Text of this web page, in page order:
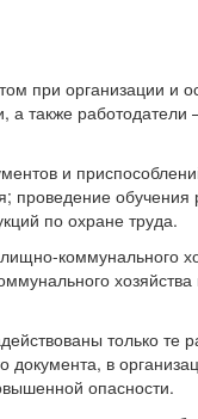
при организации и
а также
и
проведение
по охране труда.
коммунального
хозяйства
только те
в
опасности.